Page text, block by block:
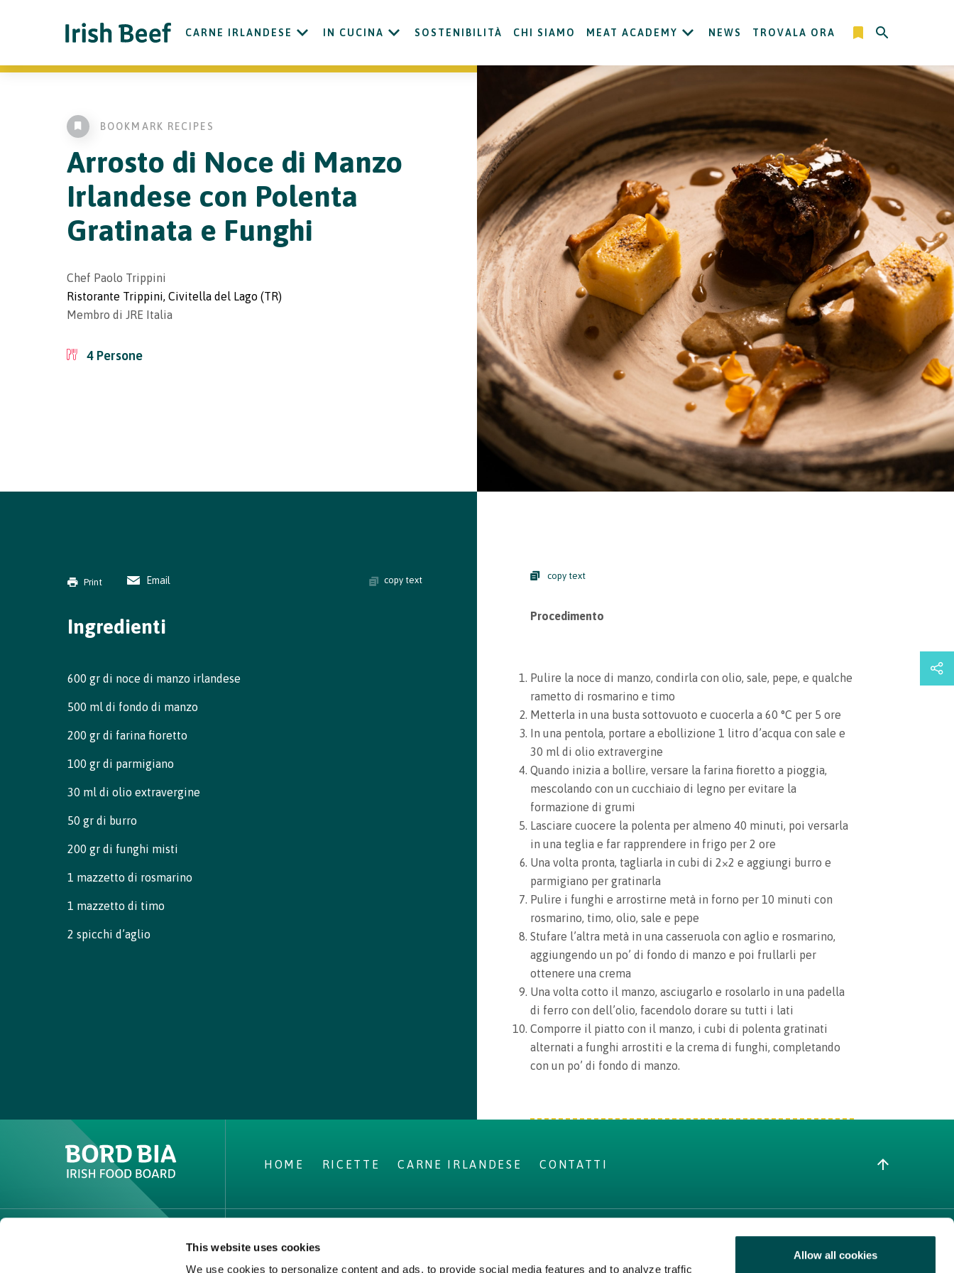
This website uses cookies
We use cookies to personalize content and ads, to provide social media features and to analyze traffic
Allow all cookies
CARNE IRLANDESE IN CUCINA SOSTENIBILITÀ CHI SIAMO MEAT ACADEMY NEWS TROVALA ORA
Perché scegliere l'Irlanda
BOOKMARK RECIPES
Arrosto di Noce di Manzo
Irlandese con Polenta
Gratinata e Funghi
Chef Paolo Trippini
Ristorante Trippini, Civitella del Lago (TR)
Membro di JRE Italia
4 Persone
Print Email copy text
Ingredienti
600 gr di noce di manzo irlandese
500 ml di fondo di manzo
200 gr di farina fioretto
100 gr di parmigiano
30 ml di olio extravergine
50 gr di burro
200 gr di funghi misti
1 mazzetto di rosmarino
1 mazzetto di timo
2 spicchi d’aglio
copy text
Procedimento
Pulire la noce di manzo, condirla con olio, sale, pepe, e qualche
rametto di rosmarino e timo
Metterla in una busta sottovuoto e cuocerla a 60 °C per 5 ore
In una pentola, portare a ebollizione 1 litro d’acqua con sale e
30 ml di olio extravergine
Quando inizia a bollire, versare la farina fioretto a pioggia,
mescolando con un cucchiaio di legno per evitare la
formazione di grumi
Lasciare cuocere la polenta per almeno 40 minuti, poi versarla
in una teglia e far rapprendere in frigo per 2 ore
Una volta pronta, tagliarla in cubi di 2×2 e aggiungi burro e
parmigiano per gratinarla
Pulire i funghi e arrostirne metà in forno per 10 minuti con
rosmarino, timo, olio, sale e pepe
Stufare l’altra metà in una casseruola con aglio e rosmarino,
aggiungendo un po’ di fondo di manzo e poi frullarli per
ottenere una crema
Una volta cotto il manzo, asciugarlo e rosolarlo in una padella
di ferro con dell’olio, facendolo dorare su tutti i lati
Comporre il piatto con il manzo, i cubi di polenta gratinati
alternati a funghi arrostiti e la crema di funghi, completando
con un po’ di fondo di manzo.
Recipe saved!
Congrats! You just saved a recipe. You can review all
See my Bookmarks
HOME RICETTE CARNE IRLANDESE CONTATTI
L'IRLANDA
NOSTRO